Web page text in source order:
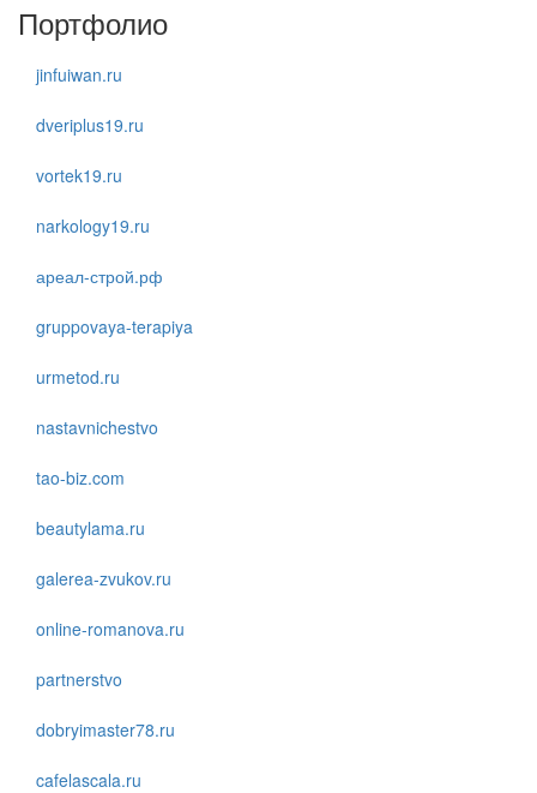
Портфолио
jinfuiwan.ru
dveriplus19.ru
vortek19.ru
narkology19.ru
ареал-строй.рф
gruppovaya-terapiya
urmetod.ru
nastavnichestvo
tao-biz.com
beautylama.ru
galerea-zvukov.ru
online-romanova.ru
partnerstvo
dobryimaster78.ru
cafelascala.ru